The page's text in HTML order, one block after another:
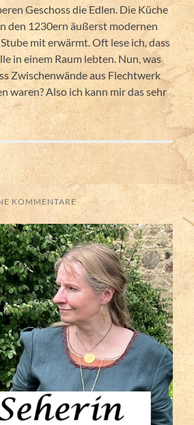
Geschoss die Edlen. Die Küche
den 1230ern äußerst modernen
mit erwärmt. Oft lese ich, dass
in einem Raum lebten. Nun, was
Zwischenwände aus Flechtwerk
waren? Also ich kann mir das sehr
KOMMENTARE